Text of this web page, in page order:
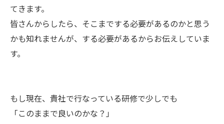
てきます。
皆さんからしたら、そこまでする必要があるのかと思う
かも知れませんが、する必要があるからお伝えしていま
す。
もし現在、貴社で行なっている研修で少しでも
「このままで良いのかな？」